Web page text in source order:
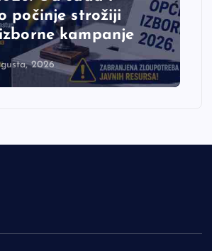
počinje strožiji
kampanje
2026